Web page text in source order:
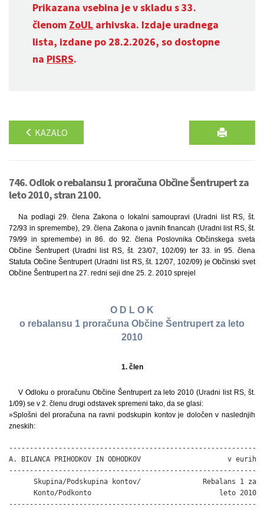
Prikazana vsebina je v skladu s 33.
členom ZoUL arhivska. Izdaje uradnega
lista, izdane po 28.2.2026, so dostopne
na PISRS.
KAZALO
746. Odlok o rebalansu 1 proračuna Občine Šentrupert za
leto 2010, stran 2100.
Na podlagi 29. člena Zakona o lokalni samoupravi (Uradni list RS, št.
72/93 in spremembe), 29. člena Zakona o javnih financah (Uradni list RS, št.
79/99 in spremembe) in 86. do 92. člena Poslovnika Občinskega sveta
Občine Šentrupert (Uradni list RS, št. 23/07, 102/09) ter 33. in 95. člena
Statuta Občine Šentrupert (Uradni list RS, št. 12/07, 102/09) je Občinski svet
Občine Šentrupert na 27. redni seji dne 25. 2. 2010 sprejel
O D L O K
o rebalansu 1 proračuna Občine Šentrupert za leto
2010
1. člen
V Odloku o proračunu Občine Šentrupert za leto 2010 (Uradni list RS, št.
1/09) se v 2. členu drugi odstavek spremeni tako, da se glasi:
»Splošni del proračuna na ravni podskupin kontov je določen v naslednjih
zneskih:
------------------------------------------------------------
A. BILANCA PRIHODKOV IN ODHODKOV                     v eurih
------------------------------------------------------------
      Skupina/Podskupina kontov/               Rebalans 1 za
      Konto/Podkonto                               leto 2010
------------------------------------------------------------